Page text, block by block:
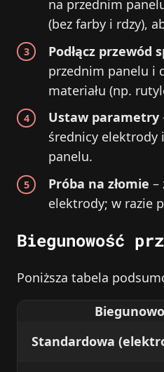
na przednim
(bez farby i rdzy),
Podłącz
przednim panelu i
materiału (np.
Ustaw parametry
średnicy elektrody
panelu.
Próba na złomie –
elektrody; w razie
Biegunowość
Poniższa tabela
Standardowa